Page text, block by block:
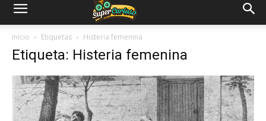
Inicio Etiquetas Histeria femenina
Etiqueta: Histeria femenina